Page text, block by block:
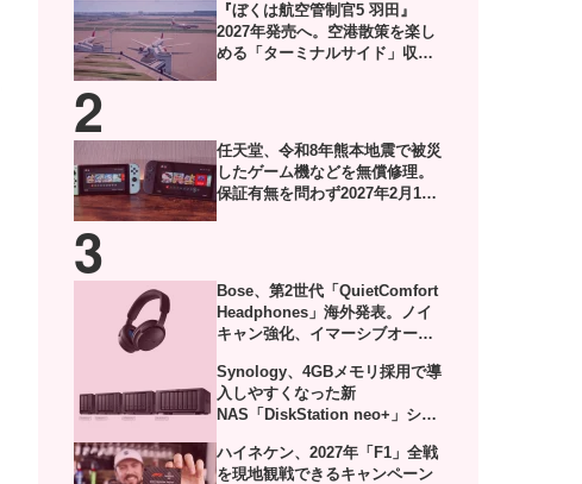
『ぼくは航空管制官5 羽田』
2027年発売へ。空港散策を楽し
める「ターミナルサイド」収録
任天堂、令和8年熊本地震で被災
したゲーム機などを無償修理。
保証有無を問わず2027年2月1日
Bose、第2世代「QuietComfort
Headphones」海外発表。ノイ
キャン強化、イマーシブオーデ
Synology、4GBメモリ採用で導
入しやすくなった新
NAS「DiskStation neo+」シリ
ハイネケン、2027年「F1」全戦
を現地観戦できるキャンペーン